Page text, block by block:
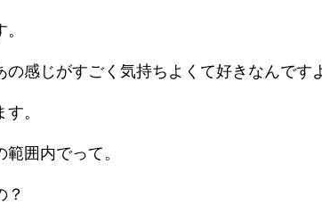
感じがすごく気持ちよくて好きなんです
。
囲内でって。
？